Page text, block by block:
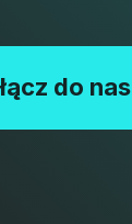
do nas